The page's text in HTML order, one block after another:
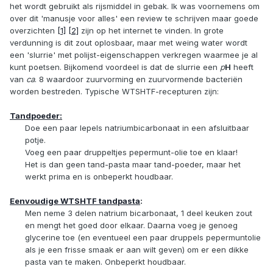
het wordt gebruikt als rijsmiddel in gebak. Ik was voornemens om
over dit 'manusje voor alles' een review te schrijven maar goede
overzichten [1] [2] zijn op het internet te vinden. In grote
verdunning is dit zout oplosbaar, maar met weing water wordt
een 'slurrie' met polijst-eigenschappen verkregen waarmee je al
kunt poetsen. Bijkomend voordeel is dat de slurrie een pH heeft
van ca. 8 waardoor zuurvorming en zuurvormende bacteriën
worden bestreden. Typische WTSHTF-recepturen zijn:
Tandpoeder:
Doe een paar lepels natriumbicarbonaat in een afsluitbaar
potje.
Voeg een paar druppeltjes pepermunt-olie toe en klaar!
Het is dan geen tand-pasta maar tand-poeder, maar het
werkt prima en is onbeperkt houdbaar.
Eenvoudige WTSHTF tandpasta:
Men neme 3 delen natrium bicarbonaat, 1 deel keuken zout
en mengt het goed door elkaar. Daarna voeg je genoeg
glycerine toe (en eventueel een paar druppels pepermuntolie
als je een frisse smaak er aan wilt geven) om er een dikke
pasta van te maken. Onbeperkt houdbaar.